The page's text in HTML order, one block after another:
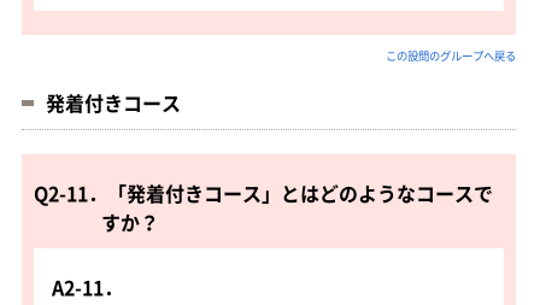
この設問のグループへ戻る
発着付きコース
Q2-11．「発着付きコース」とはどのようなコースで
すか？
A2-11．